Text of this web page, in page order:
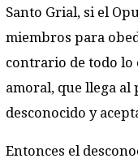
Santo Grial, si el
miembros para
contrario de todo lo
amoral, que llega
desconocido y
Entonces el